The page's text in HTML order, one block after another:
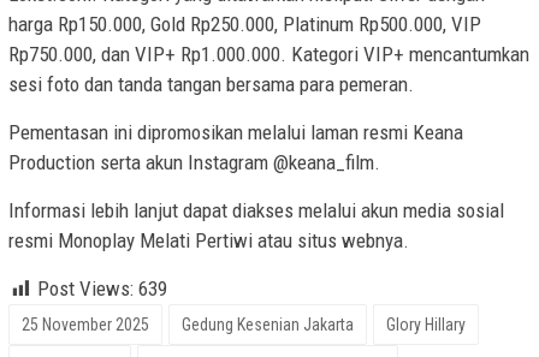
harga Rp150.000, Gold Rp250.000, Platinum Rp500.000, VIP
Rp750.000, dan VIP+ Rp1.000.000. Kategori VIP+ mencantumkan
sesi foto dan tanda tangan bersama para pemeran.
Pementasan ini dipromosikan melalui laman resmi Keana
Production serta akun Instagram @keana_film.
Informasi lebih lanjut dapat diakses melalui akun media sosial
resmi Monoplay Melati Pertiwi atau situs webnya.
Post Views: 639
25 November 2025 Gedung Kesenian Jakarta Glory Hillary